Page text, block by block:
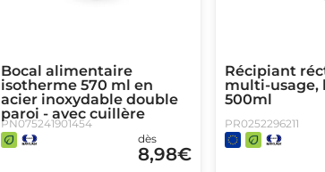
Bocal alimentaire
isotherme 570 ml en
acier inoxydable double
paroi - avec cuillère
PN075241901454
dès
8,98€
Récipiant
multi-usage,
500ml
PR0252296211